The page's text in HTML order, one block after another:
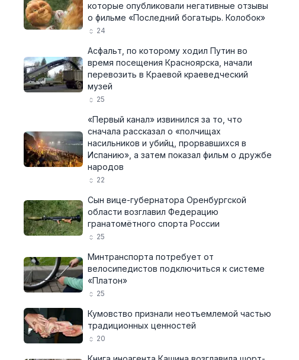
которые опубликовали негативные отзывы
о фильме «Последний богатырь. Колобок»
24
Асфальт, по которому ходил Путин во
время посещения Красноярска, начали
перевозить в Краевой краеведческий
музей
25
«Первый канал» извинился за то, что
сначала рассказал о «полчищах
насильников и убийц, прорвавшихся в
Испанию», а затем показал фильм о дружбе
народов
22
Сын вице-губернатора Оренбургской
области возглавил Федерацию
гранатомётного спорта России
25
Минтранспорта потребует от
велосипедистов подключиться к системе
«Платон»
25
Кумовство признали неотъемлемой частью
традиционных ценностей
20